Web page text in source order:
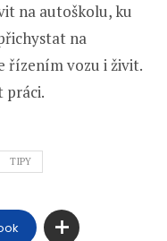
na autoškolu, ku
na
řízením vozu i živit.
práci.
TIPY